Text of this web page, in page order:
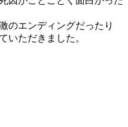
のエンディングだったり
いただきました。